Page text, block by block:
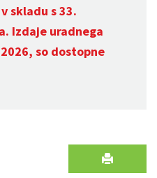
skladu s 33.
Izdaje uradnega
so dostopne